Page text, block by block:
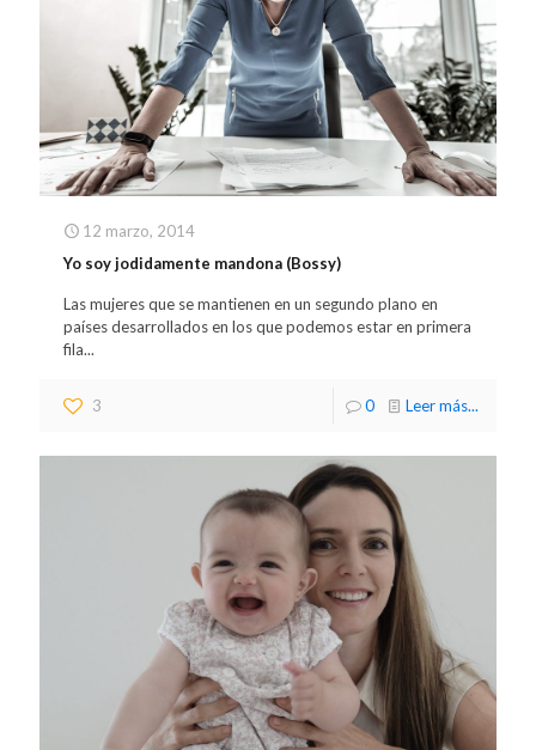
12 marzo, 2014
Yo soy jodidamente mandona (Bossy)
Las mujeres que se mantienen en un segundo plano en
países desarrollados en los que podemos estar en primera
fila...
3 0 Leer más...